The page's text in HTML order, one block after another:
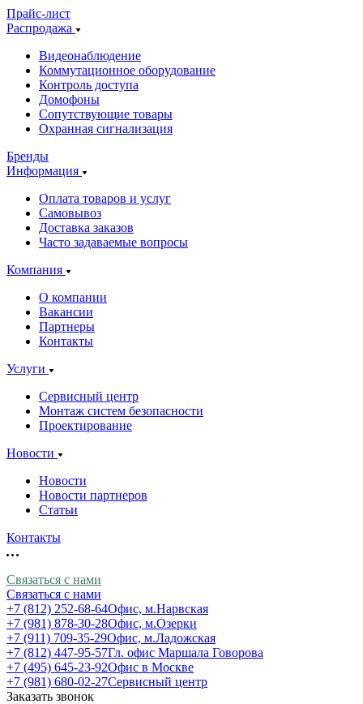
Прайс-лист
Распродажа
Видеонаблюдение
Коммутационное оборудование
Контроль доступа
Домофоны
Сопутствующие товары
Охранная сигнализация
Бренды
Информация
Оплата товаров и услуг
Самовывоз
Доставка заказов
Часто задаваемые вопросы
Компания
О компании
Вакансии
Партнеры
Контакты
Услуги
Сервисный центр
Монтаж систем безопасности
Проектирование
Новости
Новости
Новости партнеров
Статьи
Контакты
Связаться с нами
Связаться с нами
+7 (812) 252-68-64Офис, м.Нарвская
+7 (981) 878-30-28Офис, м.Озерки
+7 (911) 709-35-29Офис, м.Ладожская
+7 (812) 447-95-57Гл. офис Маршала Говорова
+7 (495) 645-23-92Офис в Москве
+7 (981) 680-02-27Сервисный центр
Заказать звонок